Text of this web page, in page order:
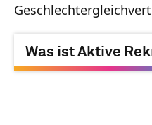
Was ist Aktive